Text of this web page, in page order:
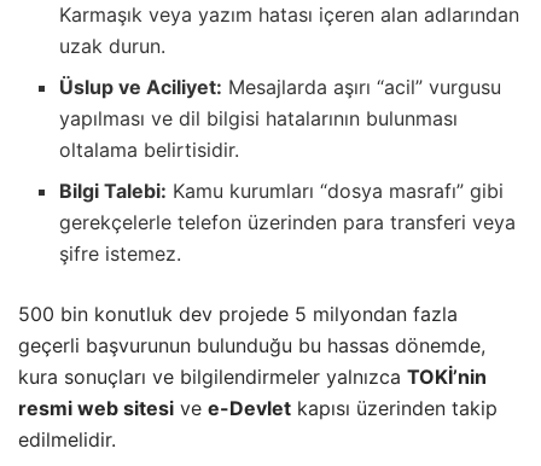
Karmaşık veya yazım hatası içeren alan adlarından
uzak durun.
Üslup ve Aciliyet: Mesajlarda aşırı “acil” vurgusu
yapılması ve dil bilgisi hatalarının bulunması
oltalama belirtisidir.
Bilgi Talebi: Kamu kurumları “dosya masrafı” gibi
gerekçelerle telefon üzerinden para transferi veya
şifre istemez.
500 bin konutluk dev projede 5 milyondan fazla
geçerli başvurunun bulunduğu bu hassas dönemde,
kura sonuçları ve bilgilendirmeler yalnızca TOKİ’nin
resmi web sitesi ve e-Devlet kapısı üzerinden takip
edilmelidir.